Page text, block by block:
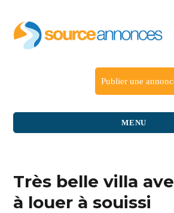
Publier une
MENU
Très belle villa
à louer à souissi